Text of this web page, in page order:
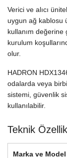
Verici ve alıcı
uygun ağ kablosu
kullanım değerine
kurulum
olur.
HADRON
odalarda veya
sistemi, güvenlik
kullanılabilir.
Teknik
Marka ve Model